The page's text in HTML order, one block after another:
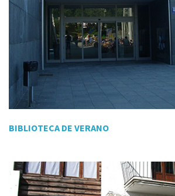
BIBLIOTECA DE VERANO